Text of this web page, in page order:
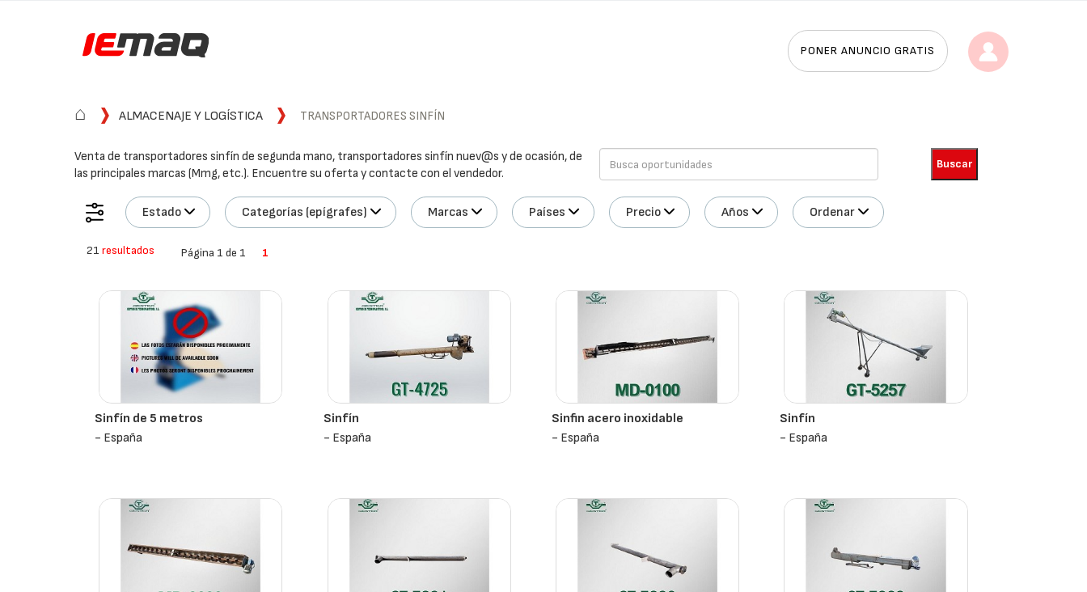
PONER ANUNCIO GRATIS
⌂ ALMACENAJE Y LOGÍSTICA TRANSPORTADORES SINFÍN
Venta de transportadores sinfín de segunda mano, transportadores sinfín nuev@s y de ocasión, de
las principales marcas (Mmg, etc.). Encuentre su oferta y contacte con el vendedor.
Estado Categorías (epígrafes) Marcas Países Precio Años Ordenar
21 resultados Página 1 de 1 1
Sinfín de 5 metros
- España
Sinfín
- España
Sinfin acero inoxidable
- España
Sinfín
- España